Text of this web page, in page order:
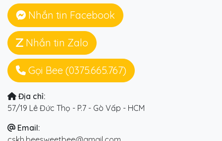
Nhắn tin Facebook
Nhắn tin Zalo
Gọi Bee (0375.665.767)
Địa chỉ:
57/19 Lê Đức Thọ - P.7 - Gò Vấp - HCM
Email: